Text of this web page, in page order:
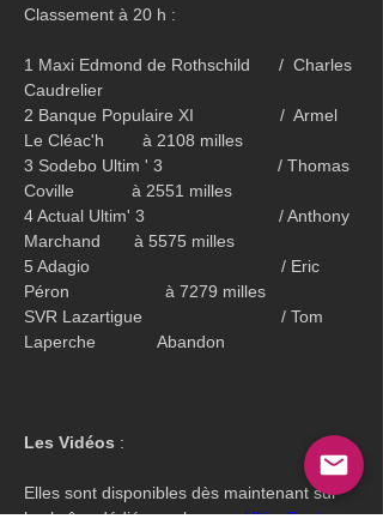
Classement à 20 h :
1 Maxi Edmond de Rothschild      /  Charles
Caudrelier
2 Banque Populaire XI                  /  Armel
Le Cléac'h        à 2108 milles
3 Sodebo Ultim ' 3                        / Thomas
Coville            à 2551 milles
4 Actual Ultim' 3                            / Anthony
Marchand       à 5575 milles
5 Adagio                                        / Eric
Péron                    à 7279 milles
SVR Lazartigue                             / Tom
Laperche             Abandon
Les Vidéos :
Elles sont disponibles dès maintenant sur
la chaîne dédiée sur la page Ultim Boat